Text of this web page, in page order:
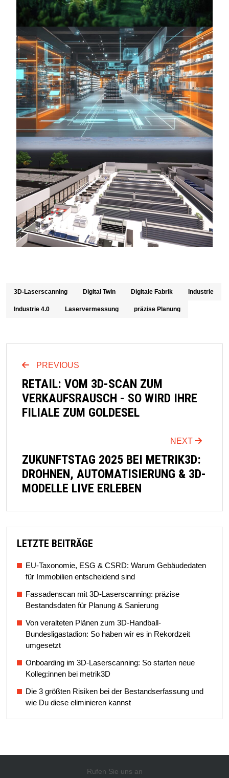
3D-Laserscanning Digital Twin Digitale Fabrik Industrie
Industrie 4.0 Laservermessung präzise Planung
PREVIOUS
RETAIL: VOM 3D-SCAN ZUM
VERKAUFSRAUSCH - SO WIRD IHRE
FILIALE ZUM GOLDESEL
NEXT
ZUKUNFTSTAG 2025 BEI METRIK3D:
DROHNEN, AUTOMATISIERUNG & 3D-
MODELLE LIVE ERLEBEN
LETZTE BEITRÄGE
EU-Taxonomie, ESG & CSRD: Warum Gebäudedaten
für Immobilien entscheidend sind
Fassadenscan mit 3D-Laserscanning: präzise
Bestandsdaten für Planung & Sanierung
Von veralteten Plänen zum 3D-Handball-
Bundesligastadion: So haben wir es in Rekordzeit
umgesetzt
Onboarding im 3D-Laserscanning: So starten neue
Kolleg:innen bei metrik3D
Die 3 größten Risiken bei der Bestandserfassung und
wie Du diese eliminieren kannst
Rufen Sie uns an